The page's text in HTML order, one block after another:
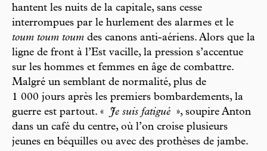
hantent les nuits de la capitale, sans cesse
interrompues par le hurlement des alarmes et le
toum toum toum des canons anti-aériens. Alors que la
ligne de front à l’Est vacille, la pression s’accentue
sur les hommes et femmes en âge de combattre.
Malgré un semblant de normalité, plus de
1 000 jours après les premiers bombardements, la
guerre est partout. «
Je suis fatigué », soupire Anton
dans un café du centre, où l’on croise plusieurs
jeunes en béquilles ou avec des prothèses de jambe.